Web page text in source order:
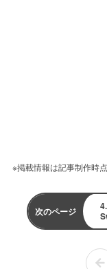
※掲載情報は記事制作時
次のページ